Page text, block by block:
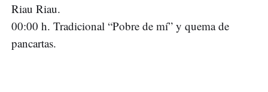
Riau Riau.
00:00 h. Tradicional “Pobre de mí” y quema de
pancartas.